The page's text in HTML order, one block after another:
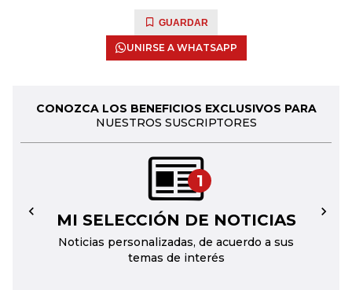
GUARDAR
UNIRSE A WHATSAPP
CONOZCA LOS BENEFICIOS EXCLUSIVOS PARA
NUESTROS SUSCRIPTORES
1
MI SELECCIÓN DE NOTICIAS
Noticias personalizadas, de acuerdo a sus
temas de interés
← →